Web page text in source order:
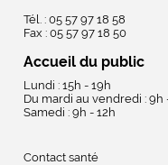
Tél. : 05 57 97 18 58
Fax : 05 57 97 18 50
Accueil du public
Lundi : 15h - 19h
Du mardi au vendredi : 9h
Samedi : 9h - 12h
Contact santé